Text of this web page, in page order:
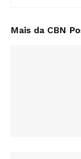
Mais da CBN